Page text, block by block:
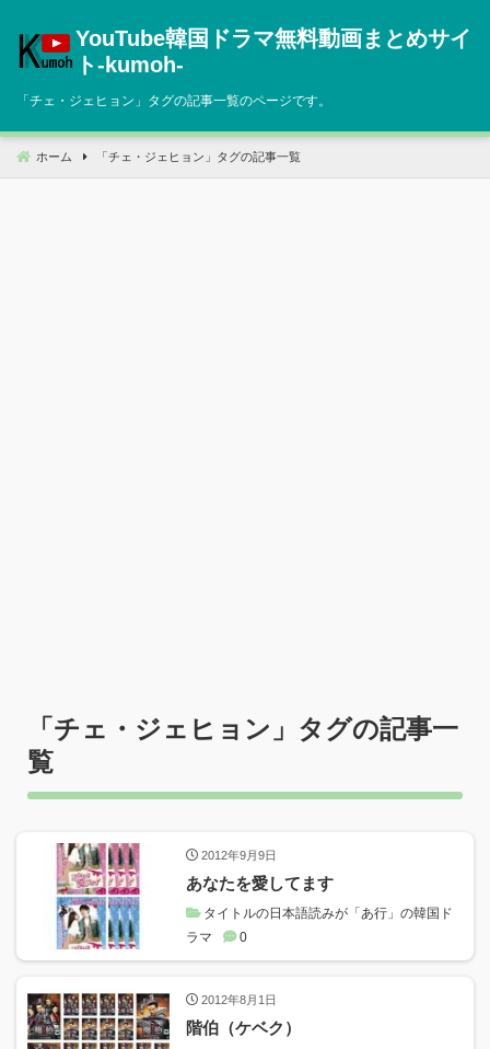
へ
動
YouTube韓国ドラマ無料動画まとめサイ
ト‐kumoh‐
「チェ・ジェヒョン 」タグの記事一覧のページです。
ホーム 「 チェ・ジェヒョン 」タグの記事一覧
「チェ・ジェヒョン 」タグの記事一
覧
2012年9月9日
あなたを愛してます
タイトルの日本語読みが「あ行」の韓国ド
ラマ
0
2012年8月1日
階伯（ケベク）